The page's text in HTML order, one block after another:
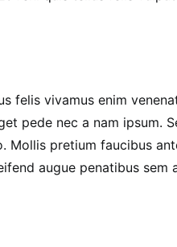
felis vivamus enim
pede nec a nam ipsum.
Mollis pretium faucibus
augue penatibus sem